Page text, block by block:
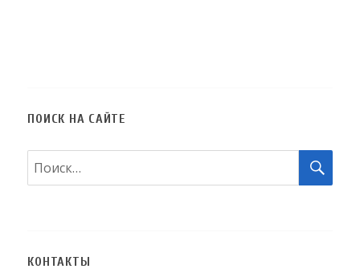
ПОИСК НА САЙТЕ
Искать:
КОНТАКТЫ